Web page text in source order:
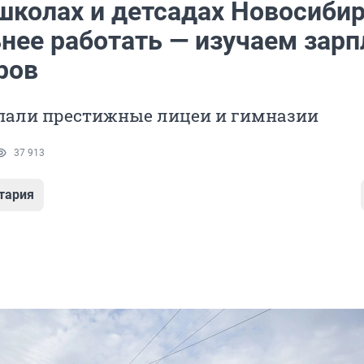
и детсадах
работать — изучаем
престижные лицеи и гимназии
37 913